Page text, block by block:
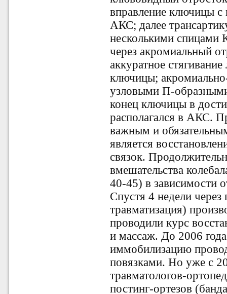
вправление ключицы с
АКС; далее
несколькими спицами
через акромиальный
аккуратное
ключицы;
узловыми П-
конец ключицы в
располагался в АКС.
важным и
является
связок.
вмешательства
40-45) в зависимости
Спустя 4 недели
травматизация)
проводили курс
и массаж. До 2006
иммобилизацию
повязками. Но уже с
травматологов-
постинг-ортезов